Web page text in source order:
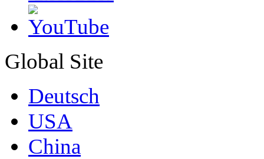
Global Site
Deutsch
USA
China